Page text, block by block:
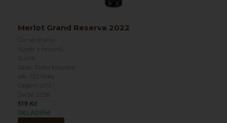
Merlot Grand Reserva 2022
Červené víno
Výběr z hroznů
Suché
Obec: Dolní Kounice
alk.: 13.5 %obj
Objem: 0.75 l
Šarže: 2258
519 Kč
SKLADEM